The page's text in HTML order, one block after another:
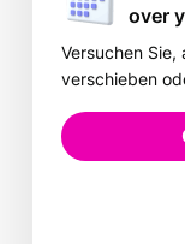
over
Versuchen Sie,
verschieben